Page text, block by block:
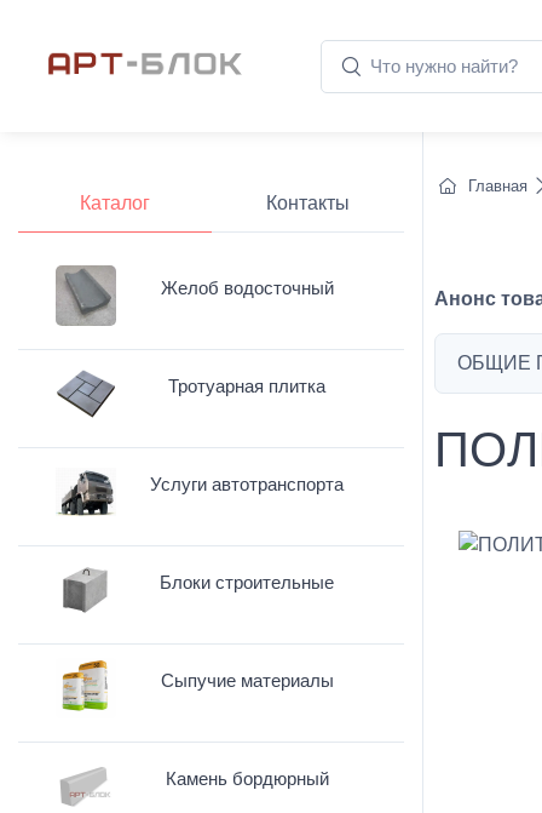
Главная
Анонс
ОБЩИЕ
Каталог Контакты
Желоб водосточный
Тротуарная плитка
Услуги автотранспорта
Блоки строительные
Сыпучие материалы
Камень бордюрный